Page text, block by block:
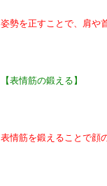
姿勢を正すことで、肩や
【表情筋の鍛える】
表情筋を鍛えることで顔